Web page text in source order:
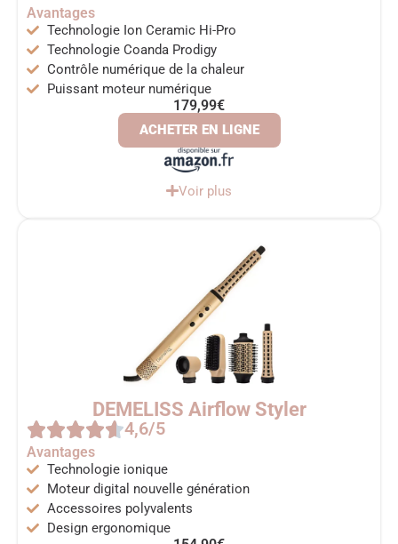
Avantages
Technologie Ion Ceramic Hi-Pro
Technologie Coanda Prodigy
Contrôle numérique de la chaleur
Puissant moteur numérique
179,99€
ACHETER EN LIGNE
Voir plus
DEMELISS Airflow Styler
4,6/5
Avantages
Technologie ionique
Moteur digital nouvelle génération
Accessoires polyvalents
Design ergonomique